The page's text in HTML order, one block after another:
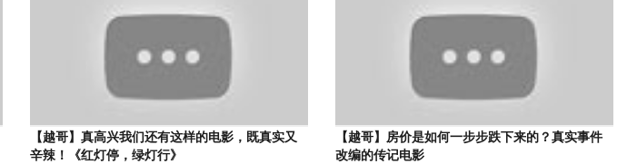
【越哥】真高兴我们还有这样的电影，既真实又
辛辣！《红灯停，绿灯行》
【越哥】房价是如何一步步跌下来的？真实事件
改编的传记电影